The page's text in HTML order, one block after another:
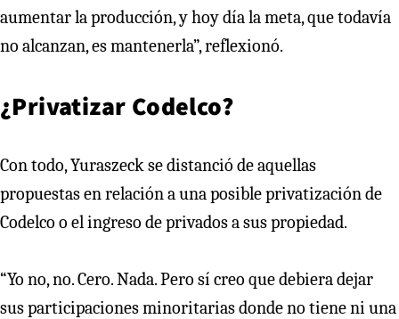
aumentar la producción, y hoy día la meta, que todavía
no alcanzan, es mantenerla”, reflexionó.
¿Privatizar Codelco?
Con todo, Yuraszeck se distanció de aquellas
propuestas en relación a una posible privatización de
Codelco o el ingreso de privados a sus propiedad.
“Yo no, no. Cero. Nada. Pero sí creo que debiera dejar
sus participaciones minoritarias donde no tiene ni una